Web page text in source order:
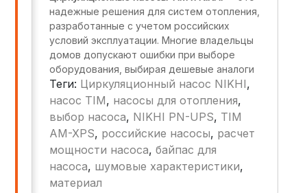
надежные решения для систем отопления,
разработанные с учетом российских
условий эксплуатации. Многие владельцы
домов допускают ошибки при выборе
оборудования, выбирая дешевые аналоги
или игнорируя параметры. В этой статье
вы узнаете:
Почему NIKHI — российский бренд,
который превосходит зарубежных
конкурентов.
Как выбрать насос TIM или NIKHI,
избежав распространенных ошибок.
Теги: Циркуляционный насос NIKHI,
насос TIM, насосы для отопления,
выбор насоса, NIKHI PN-UPS, TIM
AM-XPS, российские насосы, расчет
мощности насоса,байпас для
насоса, шумовые характеристики,
материал